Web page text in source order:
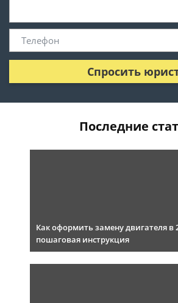
Спросить
Последние
Как оформить замену двигателя в
пошаговая инструкция